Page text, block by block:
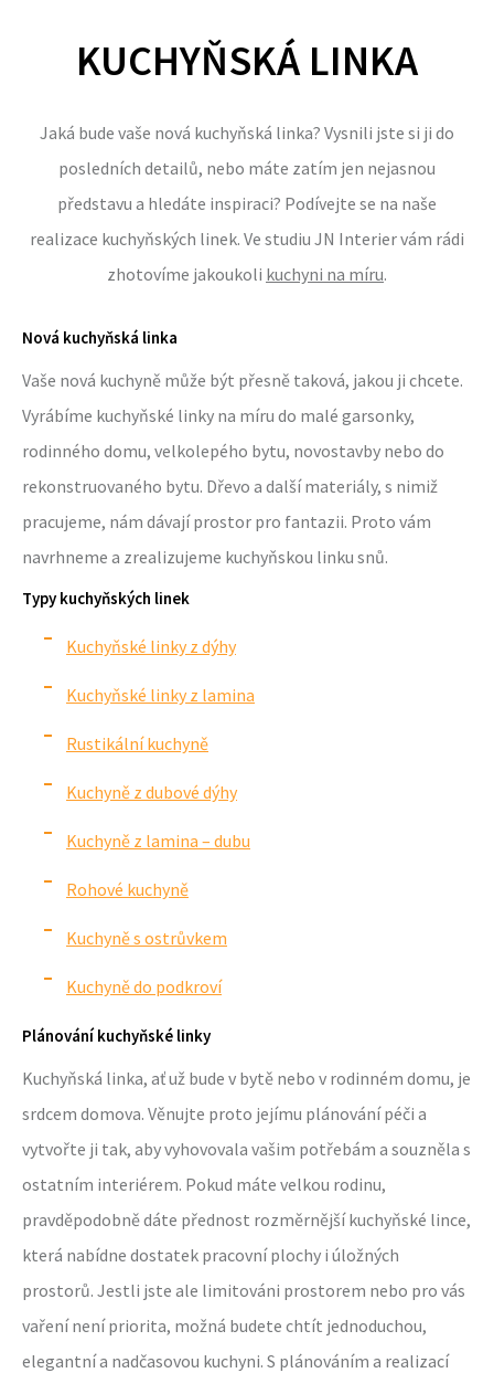
KUCHYŇSKÁ LINKA
Jaká bude vaše nová kuchyňská linka? Vysnili jste si ji do
posledních detailů, nebo máte zatím jen nejasnou
představu a hledáte inspiraci? Podívejte se na naše
realizace kuchyňských linek. Ve studiu JN Interier vám rádi
zhotovíme jakoukoli kuchyni na míru.
Nová kuchyňská linka
Vaše nová kuchyně může být přesně taková, jakou ji chcete.
Vyrábíme kuchyňské linky na míru do malé garsonky,
rodinného domu, velkolepého bytu, novostavby nebo do
rekonstruovaného bytu. Dřevo a další materiály, s nimiž
pracujeme, nám dávají prostor pro fantazii. Proto vám
navrhneme a zrealizujeme kuchyňskou linku snů.
Typy kuchyňských linek
Kuchyňské linky z dýhy
Kuchyňské linky z lamina
Rustikální kuchyně
Kuchyně z dubové dýhy
Kuchyně z lamina – dubu
Rohové kuchyně
Kuchyně s ostrůvkem
Kuchyně do podkroví
Plánování kuchyňské linky
Kuchyňská linka, ať už bude v bytě nebo v rodinném domu, je
srdcem domova. Věnujte proto jejímu plánování péči a
vytvořte ji tak, aby vyhovovala vašim potřebám a souzněla s
ostatním interiérem. Pokud máte velkou rodinu,
pravděpodobně dáte přednost rozměrnější kuchyňské lince,
která nabídne dostatek pracovní plochy i úložných
prostorů. Jestli jste ale limitováni prostorem nebo pro vás
vaření není priorita, možná budete chtít jednoduchou,
elegantní a nadčasovou kuchyni. S plánováním a realizací